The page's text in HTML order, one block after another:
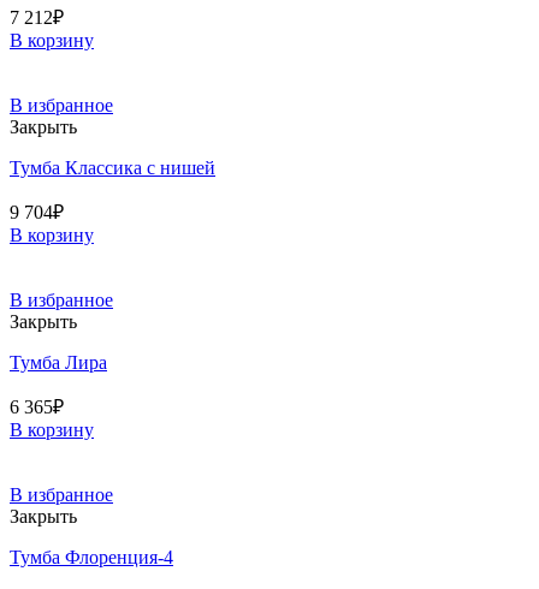
7 212₽
В корзину
В избранное
Закрыть
Тумба Классика с нишей
9 704₽
В корзину
В избранное
Закрыть
Тумба Лира
6 365₽
В корзину
В избранное
Закрыть
Тумба Флоренция-4